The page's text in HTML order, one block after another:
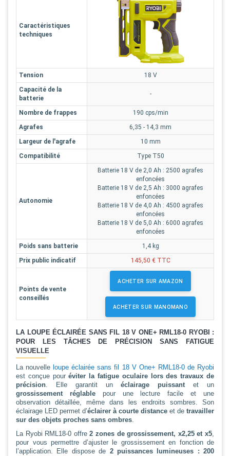
Caractéristiques
techniques
Tension
18 V
Capacité de la
batterie
-
Nombre de frappes
190 cps/min
Agrafes
6,35 - 14,3 mm
Largeur de l'agrafe
10 mm
Compatibilité
Type T50
Autonomie
Batterie 18 V de 2,0 Ah : 2500 agrafes
enfoncées
Batterie 18 V de 2,5 Ah : 3000 agrafes
enfoncées
Batterie 18 V de 4,0 Ah : 4500 agrafes
enfoncées
Batterie 18 V de 5,0 Ah : 6000 agrafes
enfoncées
Poids sans batterie
1,4 kg
Prix public indicatif
145,50 € TTC
Points de vente
conseillés
ACHETER SUR AMAZON
ACHETER SUR MANOMANO
LA LOUPE ÉCLAIRÉE SANS FIL 18 V ONE+ RML18-0 RYOBI :
POUR LES TÂCHES DE PRÉCISION SANS FATIGUE
VISUELLE
La nouvelle loupe éclairée sans fil 18 V One+ RML18-0 de Ryobi
est conçue pouréviter la fatigue oculaire
lors des travaux de
précision. Elle garantit unéclairage puissantet un
grossissement réglablepour une lecture facile et une
observation détaillée, même dans les endroits sombres. Son
éclairage LED permet d’éclairer à courte distance et de travailler
sur des objets proches sans ombres.
La Ryobi RML18-0 offre2 zones de grossissement, x2,25 et x5,
pour vous permettre d’ajuster le grossissement en fonction de
l’application. Elle dispose de 2 puissances lumineuses : 200